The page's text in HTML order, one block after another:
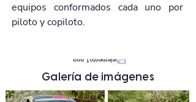
equipos conformados cada uno por
piloto y copiloto.
Galería de imágenes